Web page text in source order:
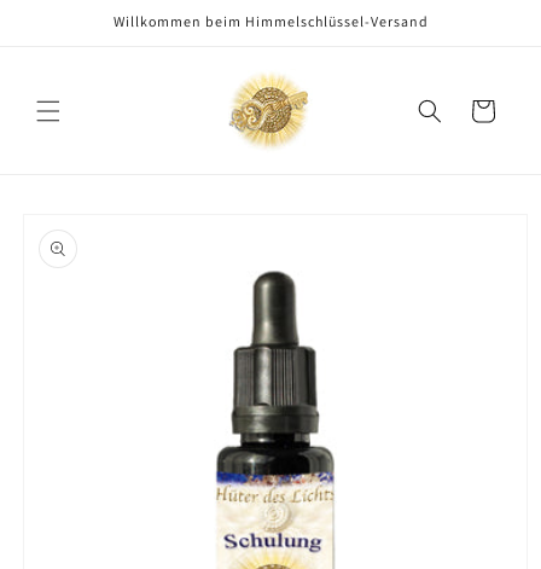
Willkommen beim Himmelschlüssel-Versand
Warenkorb